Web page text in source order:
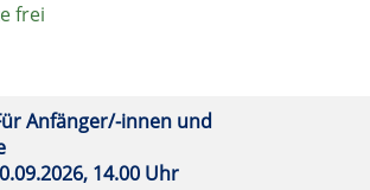
frei
Anfänger/-innen und
14.00 Uhr